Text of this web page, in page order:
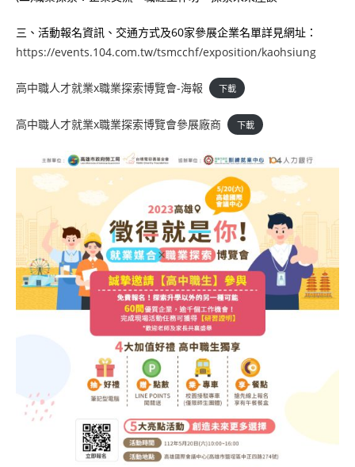
三、活動報名資訊、交通方式及60家參展企業名單詳見網址：
https://events.104.com.tw/tsmcchf/exposition/kaohsiung
高中職人才就業x職業探索博覽會-海報 下載
高中職人才就業x職業探索博覽會參展廠商 下載